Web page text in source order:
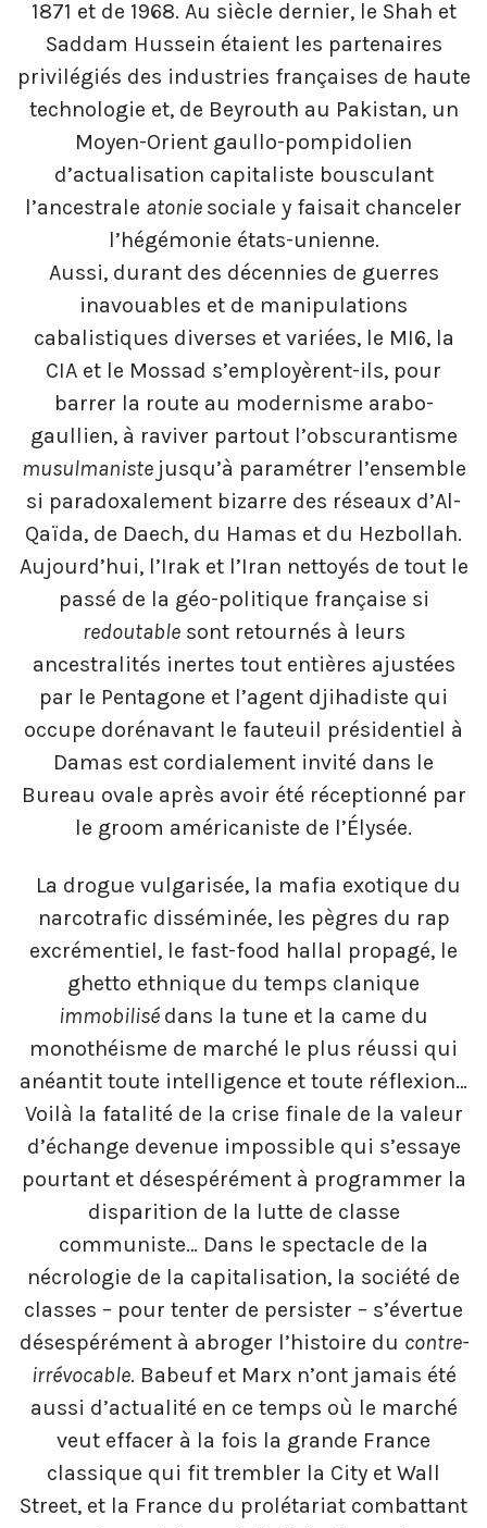
1871 et de 1968. Au siècle dernier, le Shah et
Saddam Hussein étaient les partenaires
privilégiés des industries françaises de haute
technologie et, de Beyrouth au Pakistan, un
Moyen-Orient gaullo-pompidolien
d’actualisation capitaliste bousculant
l’ancestrale atonie sociale y faisait chanceler
l’hégémonie états-unienne.
Aussi, durant des décennies de guerres
inavouables et de manipulations
cabalistiques diverses et variées, le MI6, la
CIA et le Mossad s’employèrent-ils, pour
barrer la route au modernisme arabo-
gaullien, à raviver partout l’obscurantisme
musulmaniste jusqu’à paramétrer l’ensemble
si paradoxalement bizarre des réseaux d’Al-
Qaïda, de Daech, du Hamas et du Hezbollah.
Aujourd’hui, l’Irak et l’Iran nettoyés de tout le
passé de la géo-politique française si
redoutablesont retournés à leurs
ancestralités inertes tout entières ajustées
par le Pentagone et l’agent djihadiste qui
occupe dorénavant le fauteuil présidentiel à
Damas est cordialement invité dans le
Bureau ovale après avoir été réceptionné par
le groom américaniste de l’Élysée.
La drogue vulgarisée, la mafia exotique du
narcotrafic disséminée, les pègres du rap
excrémentiel, le fast-food hallal propagé, le
ghetto ethnique du temps clanique
immobilisé dans la tune et la came du
monothéisme de marché le plus réussi qui
anéantit toute intelligence et toute réflexion…
Voilà la fatalité de la crise finale de la valeur
d’échange devenue impossible qui s’essaye
pourtant et désespérément à programmer la
disparition de la lutte de classe
communiste… Dans le spectacle de la
nécrologie de la capitalisation, la société de
classes – pour tenter de persister – s’évertue
désespérément à abroger l’histoire du contre-
irrévocable. Babeuf et Marx n’ont jamais été
aussi d’actualité en ce temps où le marché
veut effacer à la fois la grande France
classique qui fit trembler la City et Wall
Street, et la France du prolétariat combattant